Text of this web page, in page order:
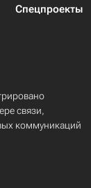
Спецпроекты
связи,
коммуникаций